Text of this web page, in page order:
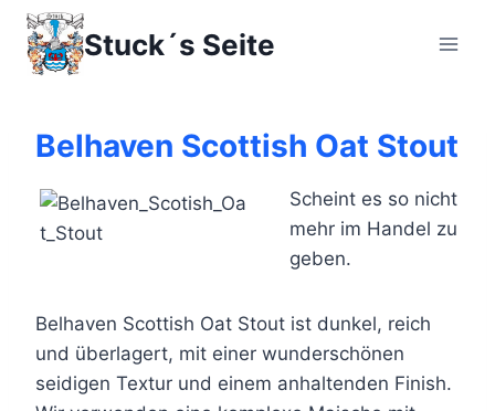
Zum
Inhalt
springen
Stuck´s Seite
Belhaven Scottish Oat Stout
Scheint es so nicht
mehr im Handel zu
geben.
Belhaven Scottish Oat Stout ist dunkel, reich
und überlagert, mit einer wunderschönen
seidigen Textur und einem anhaltenden Finish.